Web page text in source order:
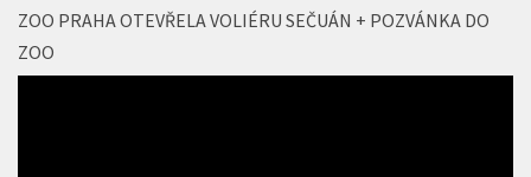
ZOO PRAHA OTEVŘELA VOLIÉRU SEČUÁN + POZVÁNKA DO
ZOO